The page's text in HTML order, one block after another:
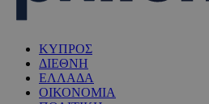
ΚΥΠΡΟΣ
ΔΙΕΘΝΗ
ΕΛΛΑΔΑ
ΟΙΚΟΝΟΜΙΑ